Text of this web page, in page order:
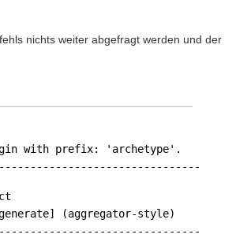
nichts weiter abgefragt werden und der
with prefix: 'archetype'.
(aggregator-style)